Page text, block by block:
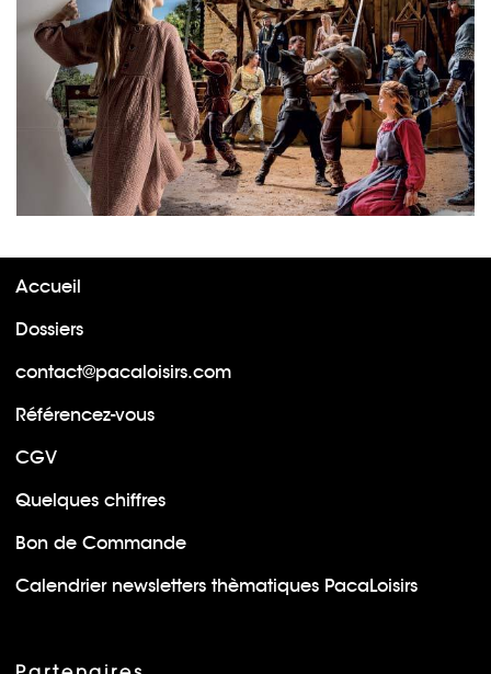
Accueil
Dossiers
contact@pacaloisirs.com
Référencez-vous
CGV
Quelques chiffres
Bon de Commande
Calendrier newsletters thèmatiques PacaLoisirs